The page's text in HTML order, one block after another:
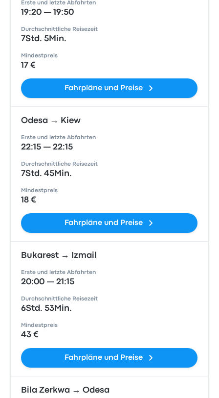
Erste und letzte Abfahrten
19:20 — 19:50
Durchschnittliche Reisezeit
7Std. 5Min.
Mindestpreis
17 €
Fahrpläne und Preise
Odesa → Kiew
Erste und letzte Abfahrten
22:15 — 22:15
Durchschnittliche Reisezeit
7Std. 45Min.
Mindestpreis
18 €
Fahrpläne und Preise
Bukarest → Izmail
Erste und letzte Abfahrten
20:00 — 21:15
Durchschnittliche Reisezeit
6Std. 53Min.
Mindestpreis
43 €
Fahrpläne und Preise
Bila Zerkwa → Odesa